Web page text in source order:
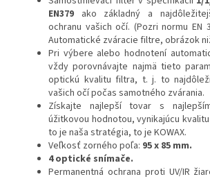
EN379 ako základný a
ochranu vašich očí. (Pozri normu EN
Automatické zváracie filtre, obrázok
Pri výbere alebo hodnotení
vždy porovnávajte najmä tieto
optickú kvalitu filtra, t. j. to
vašich očí počas samotného zvárania.
Získajte najlepší tovar s
úžitkovou hodnotou, vynikajúcu
to je naša stratégia, to je KOWAX.
Veľkosť zorného poľa: 95 x 85 mm.
4 optické snímače.
Permanentná ochrana proti UV/IR